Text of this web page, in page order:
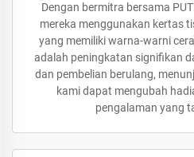
Dengan bermitra bersama
mereka menggunakan kertas
yang memiliki warna-warni
adalah peningkatan signifikan
dan pembelian berulang,
kami dapat mengubah
pengalaman yang